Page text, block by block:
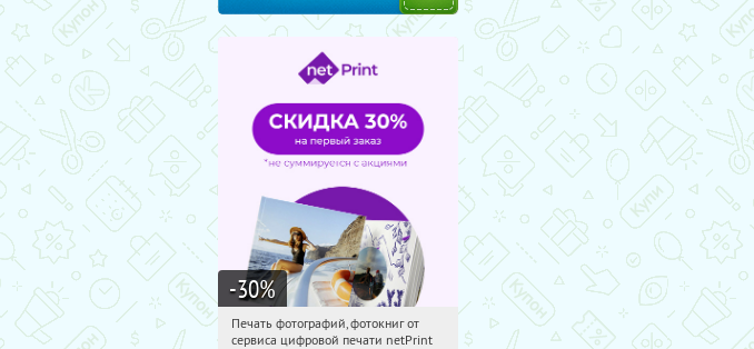
-30%
17:21:03 Получили:
Печать фотографий, фотокниг от
сервиса цифровой печати netPrint